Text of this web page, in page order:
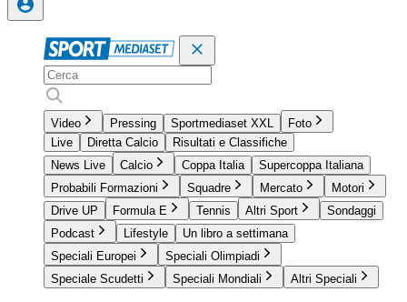
Video Pressing Sportmediaset XXL
Foto
Live
Diretta Calcio
Risultati e Classifiche
News Live
Calcio Coppa Italia
Supercoppa Italiana
Probabili Formazioni
Squadre Mercato
Motori
Drive UP
Formula E Tennis Altri Sport
Sondaggi
Podcast
Lifestyle
Un libro a settimana
Speciali Europei
Speciali Olimpiadi
Speciale Scudetti
Speciali Mondiali Altri Speciali